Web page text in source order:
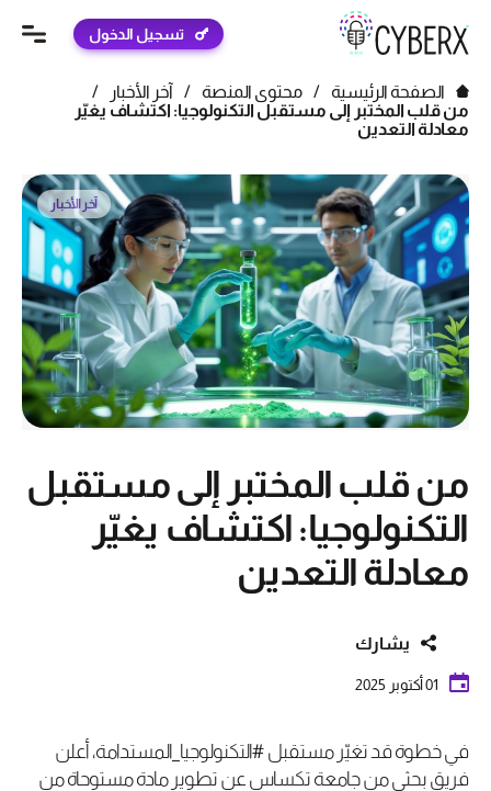
تسجيل الدخول
الصفحة الرئيسية / محتوى المنصة / آخر الأخبار
/
من قلب المختبر إلى مستقبل التكنولوجيا: اكتشاف يغيّر
معادلة التعدين
آخر الأخبار
من قلب المختبر إلى مستقبل
التكنولوجيا: اكتشاف يغيّر
معادلة التعدين
يشارك
01 أكتوبر 2025
في خطوة قد تغيّر مستقبل #التكنولوجيا_المستدامة، أعلن
فريق بحثي من جامعة تكساس عن تطوير مادة مستوحاة من